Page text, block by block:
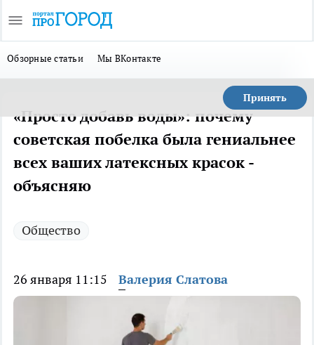
Обзорные статьи Мы ВКонтакте
Принять
«Просто добавь воды»: почему
советская побелка была гениальнее
всех ваших латексных красок -
объясняю
Общество
26 января 11:15 Валерия Слатова